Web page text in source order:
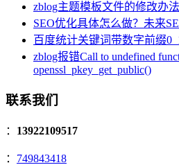
zblog主题模板文件的修改办法
SEO优化具体怎么做？未来
百度统计关键词带数字前缀
zblog报错Call to undefined
openssl_pkey_get_public()
联系我们
： 13922109517
： 749843418